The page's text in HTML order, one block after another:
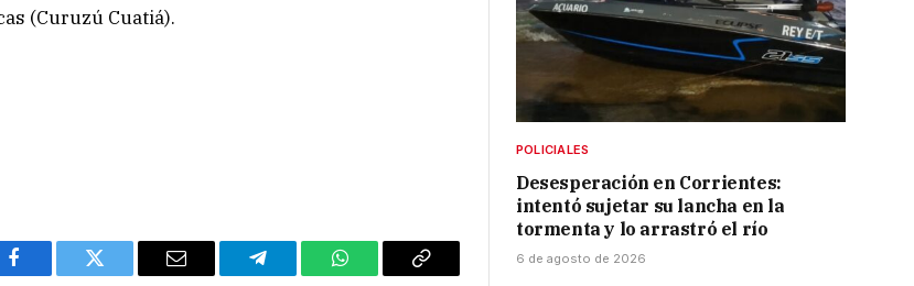
(Curuzú Cuatiá).
Facebook Twitter Email Telegram WhatsAppCopy
POLICIALES
Desesperación en Corrientes:
intentó sujetar su lancha en la
tormenta y lo arrastró el río
6 de agosto de 2026